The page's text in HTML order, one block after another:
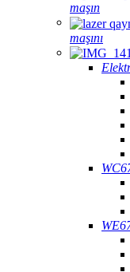
maşın
maşını